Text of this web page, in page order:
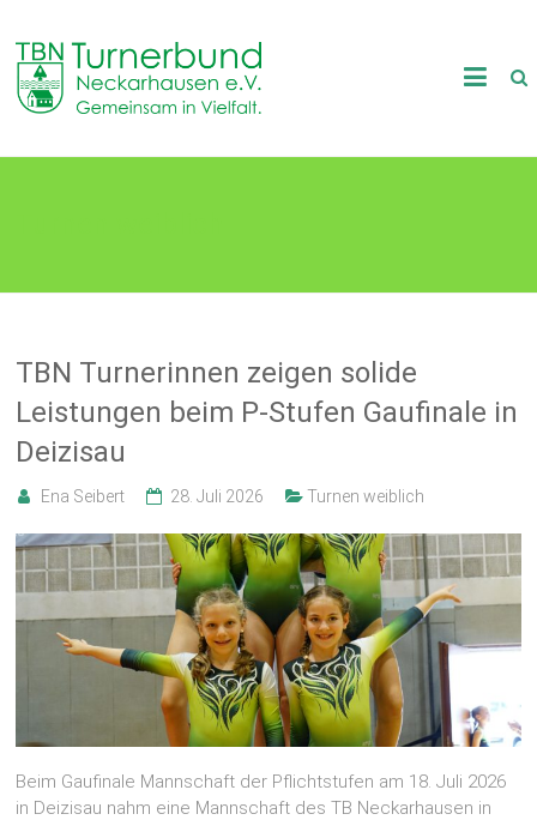
content
TB
Neckarhausen
in
TBN Turnerinnen zeigen solide
Leistungen beim P-Stufen Gaufinale in
Deizisau
Ena Seibert 28. Juli 2026 Turnen weiblich
Beim Gaufinale Mannschaft der Pflichtstufen am 18. Juli 2026
in Deizisau nahm eine Mannschaft des TB Neckarhausen in